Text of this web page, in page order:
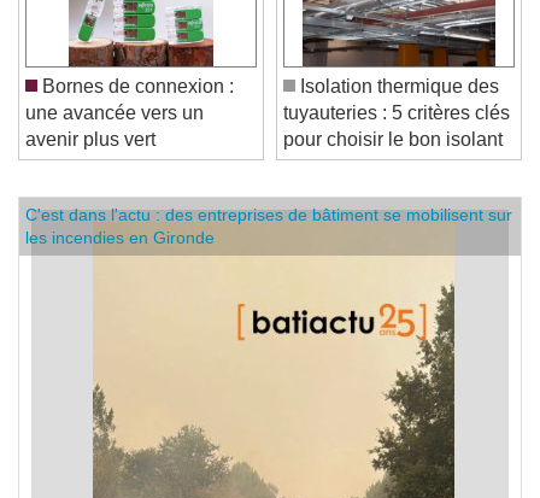
Bornes de connexion :
une avancée vers un
avenir plus vert
Isolation thermique des
tuyauteries : 5 critères clés
pour choisir le bon isolant
C'est dans l'actu : des entreprises de bâtiment se mobilisent sur
les incendies en Gironde